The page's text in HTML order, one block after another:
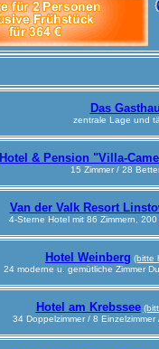
Das
zentrale Lage und
Hotel & Pension "Villa-
15 Zimmer / 28
Van der Valk Resort
4-Sterne Hotel mit 86 Zimmern,
Hotel Weinberg (bitte
24 moderne u. gemütliche Zimmer
Hotel am Krebssee
34 Doppelzimmer / 8